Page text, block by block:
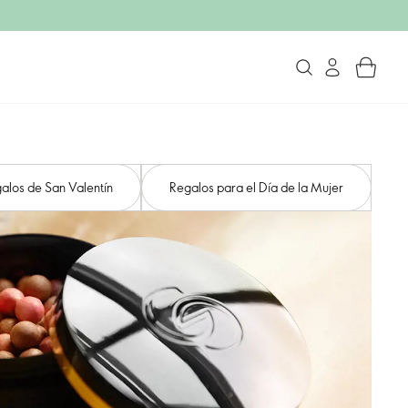
de San Valentín Regalos para el Día de la Mujer